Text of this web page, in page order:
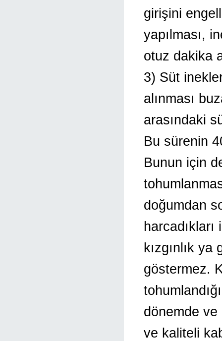
girişini
yapılması,
otuz dakika
3) Süt
alınması
arasındaki
Bu sürenin
Bunun için
doğumdan
kızgınlık
göstermez.
dönemde
ve kaliteli